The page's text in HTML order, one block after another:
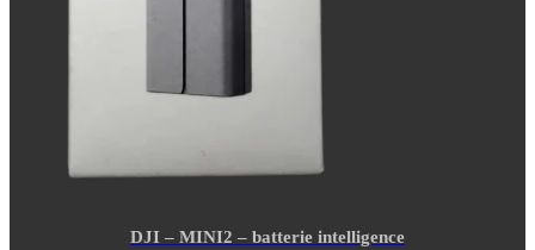
DJI – MINI2 – batterie intelligence